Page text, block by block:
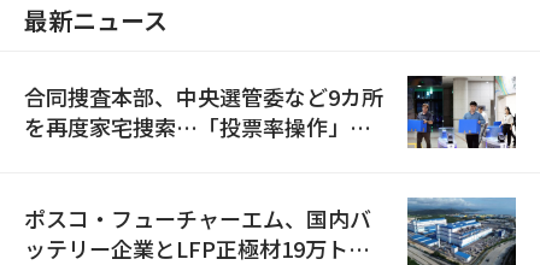
最新ニュース
合同捜査本部、中央選管委など9カ所
を再度家宅捜索…「投票率操作」の
ポスコ・フューチャーエム、国内バ
ッテリー企業とLFP正極材19万トン